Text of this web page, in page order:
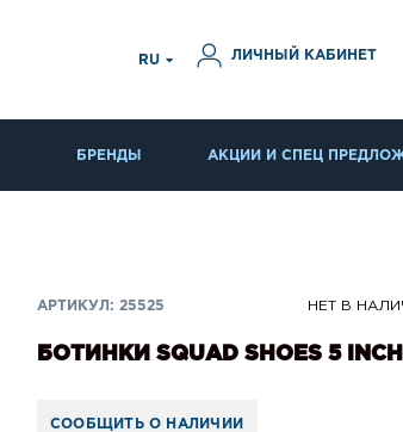
RU ЛИЧНЫЙ КАБИНЕТ
БРЕНДЫ АКЦИИ И СПЕЦ
АРТИКУЛ: 25525 НЕТ В
БОТИНКИ SQUAD SHOES 5
СООБЩИТЬ О НАЛИЧИИ